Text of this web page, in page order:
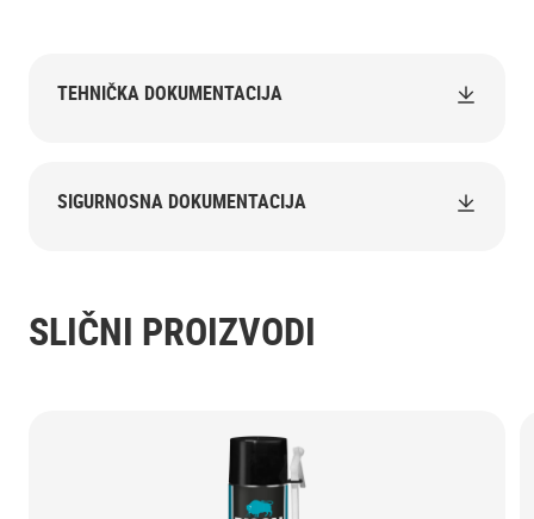
TEHNIČKA DOKUMENTACIJA
SIGURNOSNA DOKUMENTACIJA
SLIČNI PROIZVODI